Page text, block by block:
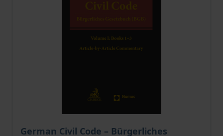
German Civil Code – Bürgerliches